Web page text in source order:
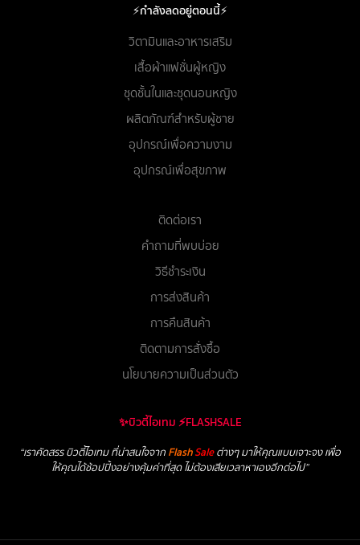
⚡กำลังลดอยู่ตอนนี้⚡
วิตามินและอาหารเสริม
เสื้อผ้าแฟชั่นผู้หญิง
ชุดชั้นในและชุดนอนหญิง
ผลิตภัณฑ์สำหรับผู้ชาย
อุปกรณ์เพื่อความงาม
อุปกรณ์เพื่อสุขภาพ
ติดต่อเรา
คำถามที่พบบ่อย
วิธีชำระเงิน
การส่งสินค้า
การคืนสินค้า
ติดตามการสั่งซื้อ
นโยบายความเป็นส่วนตัว
✨บิวตี้ไอเทม ⚡FLASHSALE
“เราคัดสรร บิวตี้ไอเทม ที่น่าสนใจจาก FlashSaleต่างๆ มาให้คุณแบบเจาะจง เพื่อ
ให้คุณได้ช้อปปิ้งอย่างคุ้มค่าที่สุด ไม่ต้องเสียเวลาหาเองอีกต่อไป”